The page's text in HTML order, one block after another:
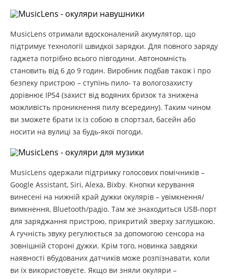
MusicLens отримали вдосконалений акумулятор, що
підтримує технології швидкої зарядки. Для повного заряду
гаджета потрібно всього півгодини. Автономність
становить від 6 до 9 годин. Виробник подбав також і про
безпеку пристрою – ступінь пило- та вологозахисту
дорівнює IP54 (захист від водяних бризок та знижена
можливість проникнення пилу всередину). Таким чином
ви зможете брати їх із собою в спортзал, басейн або
носити на вулиці за будь-якої погоди.
MusicLens одержали підтримку голосових помічників –
Google Assistant, Siri, Alexa, Bixby. Кнопки керування
винесені на нижній край дужки окулярів – увімкнення/
вимкнення, Bluetooth/радіо. Там же знаходиться USB-порт
для заряджання пристрою, прикритий зверху заглушкою.
А гучність звуку регулюється за допомогою сенсора на
зовнішній стороні дужки. Крім того, новинка завдяки
наявності вбудованих датчиків може розпізнавати, коли
ви їх використовуєте. Якщо ви зняли окуляри –